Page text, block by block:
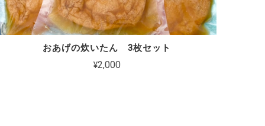
おあげの炊いたん 3枚セット
¥2,000